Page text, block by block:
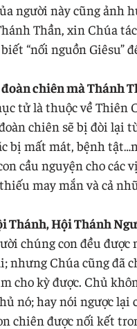
người này cũng ảnh
Thần, xin Chúa
“nối nguồn Giêsu”
đoàn chiên mà Thánh
tử là thuộc về Thiên
chiên sẽ bị đòi lại
bị mất mát, bệnh
cầu nguyện cho
may mắn và cả
Thánh, Hội Thánh
chúng con đều được
nhưng Chúa cũng đã
cho kỳ được. Chủ
nó; hay nói ngược
chiên được nối kết